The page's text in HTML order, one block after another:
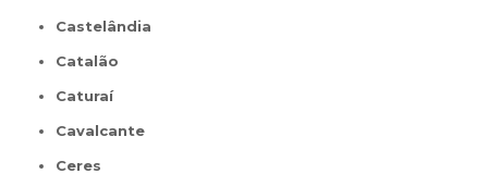
Castelândia
Catalão
Caturaí
Cavalcante
Ceres